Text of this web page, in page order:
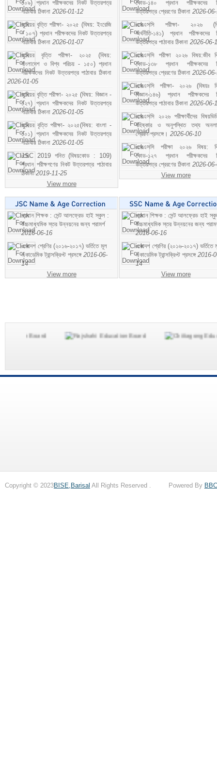
১০৯) প্রধান পরীক্ষকদের নিকট উত্তরপত্র
পাঠাবার ঠিকানা 2026-01-12
জুনিয়র বৃত্তি পরীক্ষা- ২০২৫ (বিষয়: ইংরেজি
- ১০৭) প্রধান পরীক্ষকদের নিকট উত্তরপত্র
পাঠাবার ঠিকানা 2026-01-07
জুনিয়র বৃত্তি পরীক্ষা- ২০২৫ (বিষয়:
বাংলাদেশ ও বিশ্ব পরিচয় - ১৫০) প্রধান
পরীক্ষকদের নিকট উত্তরপত্র পাঠাবার ঠিকানা
2026-01-05
জুনিয়র বৃত্তি পরীক্ষা- ২০২৫ (বিষয়: বিজ্ঞান -
১২৭) প্রধান পরীক্ষকদের নিকট উত্তরপত্র
পাঠাবার ঠিকানা 2026-01-05
জুনিয়র বৃত্তি পরীক্ষা- ২০২৫(বিষয়: বাংলা -
১০১) প্রধান পরীক্ষকদের নিকট উত্তরপত্র
পাঠাবার ঠিকানা 2026-01-05
JSC 2019 গনিত (বিষয়কোড : 109)
প্রধান পরীক্ষগণের নিকট উত্তরপত্র পাঠাবার
ঠিকানা2019-11-25
View more
কোড-১৪০ প্রধান পরীক্ষকদের
উত্তরপত্র প্রেরণের ঠিকানা 2026-
এসএসসি পরীক্ষা- ২০২৬
অর্থনীতি-১৪১) প্রধান পরীক্ষকদের
উত্তরপত্র পাঠাবার ঠিকানা 2026-06-
এসএসসি পরীক্ষা ২০২৬ বিষয়:জীব
কোড-১৩৮ প্রধান পরীক্ষকদের
উত্তরপত্র প্রেরণের ঠিকানা 2026-
এসএসসি পরীক্ষা- ২০২৬ (বিষয়ঃ
বিজ্ঞান-১৪৬) প্রধান পরীক্ষকদের
উত্তরপত্র পাঠাবার ঠিকানা 2026-06-
এসএসসি ২০২৬ পরীক্ষার্থীদের
বহিষ্কার ও অনুপস্থিত তথ্য
প্রেরণ প্রসঙ্গে। 2026-06-10
এসএসসি পরীক্ষা ২০২৬ বিষয়:
কোড-১২৭ প্রধান পরীক্ষকদের
উত্তরপত্র প্রেরণের ঠিকানা 2026-
View more
প্রধান শিক্ষক : সেন্ট আলফ্রেড হাই স্কুল :
উচ্চমাধ্যমিক স্তর উন্নয়নের জন্য পরামর্শ
2016-06-16
একাদশ শ্রেণির (২০১৬-২০১৭) ভর্তিতে মূল
একাডেমিক ট্রান্সক্রিপ্ট প্রসঙ্গে 2016-06-
14
View more
প্রধান শিক্ষক : সেন্ট আলফ্রেড হাই
উচ্চমাধ্যমিক স্তর উন্নয়নের জন্য
2016-06-16
একাদশ শ্রেণির (২০১৬-২০১৭) ভর্তিতে
একাডেমিক ট্রান্সক্রিপ্ট প্রসঙ্গে 2016-
14
View more
Copyright © 2023BISE,Barisal All Rights Reserved . Powered By